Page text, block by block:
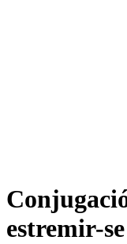
estremir-se